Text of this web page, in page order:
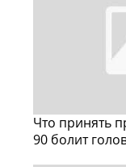
Что принять
90 болит